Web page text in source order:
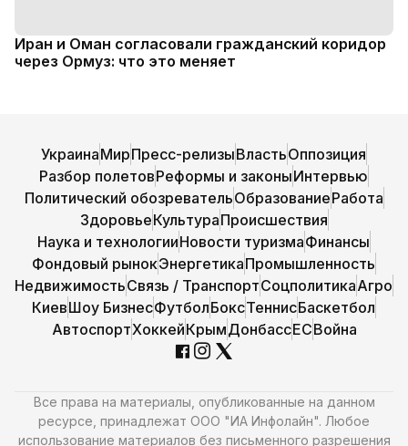
Иран и Оман согласовали гражданский коридор
через Ормуз: что это меняет
УкраинаМирПресс-релизыВластьОппозиция
Разбор полетовРеформы и законыИнтервью
Политический обозревательОбразованиеРабота
ЗдоровьеКультураПроисшествия
Наука и технологииНовости туризмаФинансы
Фондовый рынокЭнергетикаПромышленность
НедвижимостьСвязь / ТранспортСоцполитикаАгро
КиевШоу БизнесФутболБоксТеннисБаскетбол
АвтоспортХоккейКрымДонбассЕСВойна
Все права на материалы, опубликованные на данном
ресурсе, принадлежат ООО "ИА Инфолайн". Любое
использование материалов без письменного разрешения